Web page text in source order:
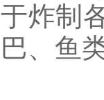
于炸制
巴、鱼